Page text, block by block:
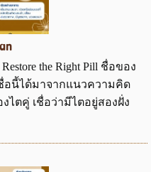
the Right Pill ชื่อของ
อนี้ได้มาจากแนวความคิด
ไตคู่ เชื่อว่ามีไตอยู่สองฝั่ง